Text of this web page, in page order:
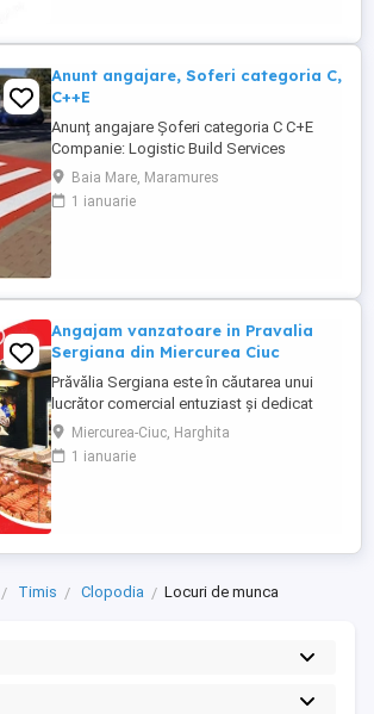
illemhelyek vagy mosdók, szállodák
karbantartása és takarítása.
Követelmények: ...
Anunt angajare, Soferi categoria C,
C++E
Anunț angajare Șoferi categoria C C+E
Companie: Logistic Build Services
Solution Locație: Antwerpen (Belgia)
Începere: imediată Descriere post:
Transport și manipulare echipamente
Baia Mare, Maramures
1 ianuarie
Angajam vanzatoare in Pravalia
Sergiana din Miercurea Ciuc
Prăvălia Sergiana este în căutarea unui
lucrător comercial entuziast și dedicat
pentru a se alătura echipei noastre din:
Pravalia Sergiana din incinta Kaufland
Miercurea Ciuc Dacă sunteți o persoană
Miercurea-Ciuc, Harghita
1 ianuarie
Timis Clopodia Locuri de munca